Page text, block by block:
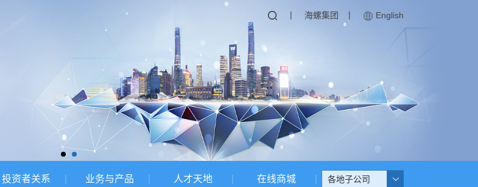
| 海螺集团 | English
投资者关系 业务与产品 人才天地 在线商城 各地子公司